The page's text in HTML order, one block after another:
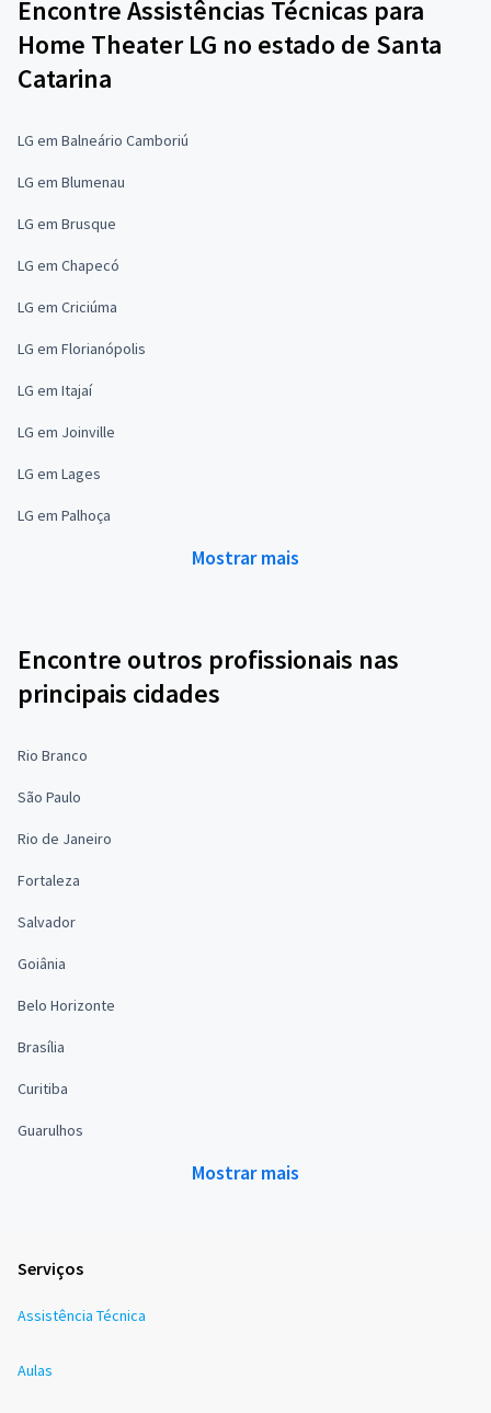
Encontre Assistências Técnicas para
Home Theater LG no estado de Santa
Catarina
LG em Balneário Camboriú
LG em Blumenau
LG em Brusque
LG em Chapecó
LG em Criciúma
LG em Florianópolis
LG em Itajaí
LG em Joinville
LG em Lages
LG em Palhoça
Mostrar mais
Encontre outros profissionais nas
principais cidades
Rio Branco
São Paulo
Rio de Janeiro
Fortaleza
Salvador
Goiânia
Belo Horizonte
Brasília
Curitiba
Guarulhos
Mostrar mais
Serviços
Assistência Técnica
Aulas